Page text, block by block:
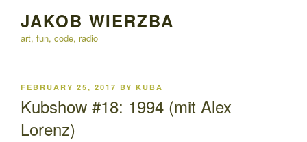
content
JAKOB WIERZBA
art, fun, code, radio
POSTED
FEBRUARY 25, 2017 BY KUBA
Kubshow #18: 1994 (mit Alex
Lorenz)